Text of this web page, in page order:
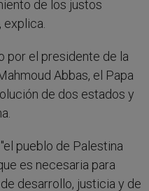
de los justos
por el presidente de la
Abbas, el Papa
de dos estados y
pueblo de Palestina
es necesaria para
desarrollo, justicia y de